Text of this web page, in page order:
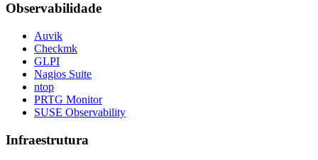
Observabilidade
Auvik
Checkmk
GLPI
Nagios Suite
ntop
PRTG Monitor
SUSE Observability
Infraestrutura